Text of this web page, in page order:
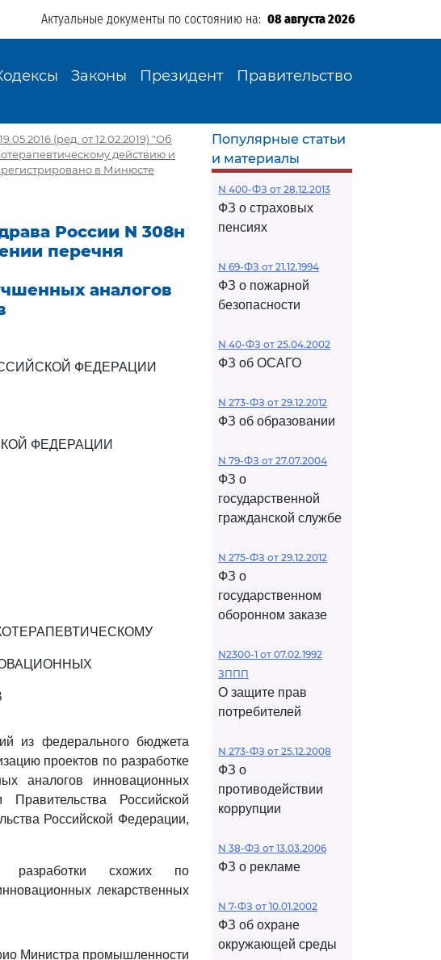
Актуальные документы по состоянию на: 08 августа 2026
Законы Президент Правительство
(ред. от 12.02.2019) "Об
действию и
в Минюсте
России N 308н
перечня
аналогов
ФЕДЕРАЦИИ
ФЕДЕРАЦИИ
из федерального бюджета
проектов по разработке
аналогов инновационных
Правительства Российской
Российской Федерации,
схожих по
лекарственных
Министра промышленности
Популярные статьи
и материалы
N 400-ФЗ от 28.12.2013
ФЗ о страховых
пенсиях
N 69-ФЗ от 21.12.1994
ФЗ о пожарной
безопасности
N 40-ФЗ от 25.04.2002
ФЗ об ОСАГО
N 273-ФЗ от 29.12.2012
ФЗ об образовании
N 79-ФЗ от 27.07.2004
ФЗ о
государственной
гражданской службе
N 275-ФЗ от 29.12.2012
ФЗ о
государственном
оборонном заказе
N2300-1 от 07.02.1992
ЗППП
О защите прав
потребителей
N 273-ФЗ от 25.12.2008
ФЗ о
противодействии
коррупции
N 38-ФЗ от 13.03.2006
ФЗ о рекламе
N 7-ФЗ от 10.01.2002
ФЗ об охране
окружающей среды